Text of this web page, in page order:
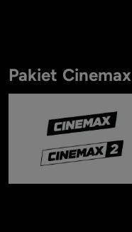
of
14
Pakiet Cinemax